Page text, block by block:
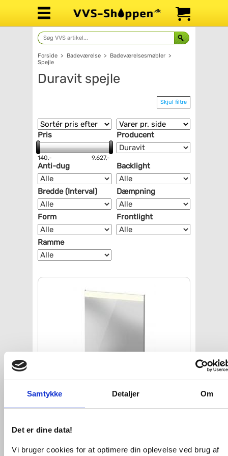
Samtykke Detaljer Om
Det er dine data!
Vi bruger cookies for at optimere din oplevelse ved brug af
Forside > Badeværelse > Badeværelsesmøbler >
Spejle
Duravit spejle
Skjul filtre
Pris
140,- 9.627,-
Producent
Anti-dug Backlight
Bredde (Interval) Dæmpning
Form Frontlight
Ramme
Levering 1-2 dage
3.365,-